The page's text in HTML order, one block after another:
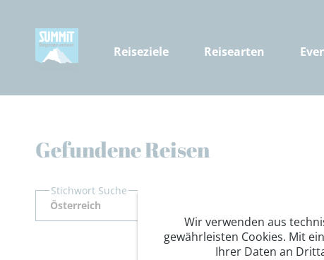
Reiseziele Reisearten
Gefundene Reisen
Stichwort Suche
Wir verwenden aus
gewährleisten Cookies. Mit
Ihrer Daten an